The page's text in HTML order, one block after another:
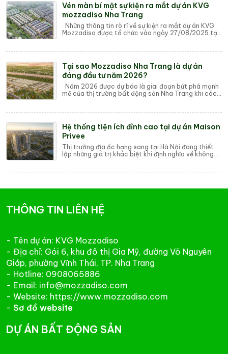
Vén màn bí mật sự kiện ra mắt dự án KVG
mozzadiso Nha Trang
Những thông tin rò rỉ về sự kiện ra mắt dự án KVG
Mozzadiso được tổ chức vào ngày 27/08/2025 tại
Tại sao Mozzadiso Nha Trang là dự án
đáng đầu tư năm 2026?
Năm 2026 được dự báo là giai đoạn bứt phá mạnh
mẽ của thị trường bất động sản Nha Trang khi các
Hệ thống tiện ích đỉnh cao tại dự án Maison
Privee
Thị trường địa ốc hạng sang tại Hà Nội đang thiết
lập những giá trị khác biệt khi định nghĩa về không
THÔNG TIN LIÊN HỆ
- Tên dự án: KVG Mozzadiso
- Địa chỉ: Gói 6, khu đô thị Gia Mỹ, đường Võ Nguyên
Giáp, phường Vĩnh Thái, TP. Nha Trang
- Hotline: 0908065886
- Email: info@mozzadiso.com
- Website: https://www.mozzadiso.com
- Sơ đồ website
DỰ ÁN BẤT ĐỘNG SẢN